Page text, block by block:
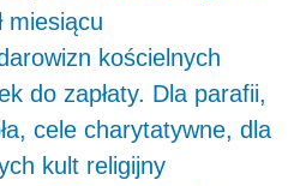
miesiącu
kościelnych
do zapłaty. Dla parafii,
cele charytatywne, dla
kult religijny